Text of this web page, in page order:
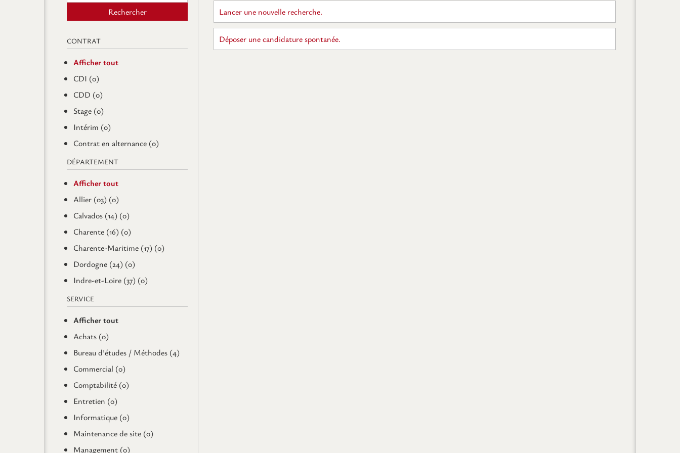
Rechercher
CONTRAT
Afficher tout
CDI (0)
CDD (0)
Stage (0)
Intérim (0)
Contrat en alternance (0)
DÉPARTEMENT
Afficher tout
Allier (03) (0)
Calvados (14) (0)
Charente (16) (0)
Charente-Maritime (17) (0)
Dordogne (24) (0)
Indre-et-Loire (37) (0)
SERVICE
Afficher tout
Achats (0)
Bureau d'études / Méthodes (4)
Commercial (0)
Comptabilité (0)
Entretien (0)
Informatique (0)
Maintenance de site (0)
Management (0)
Lancer une nouvelle recherche.
Déposer une candidature spontanée.